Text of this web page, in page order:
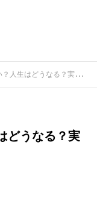
なる？実態と心の解放について
どうなる？実